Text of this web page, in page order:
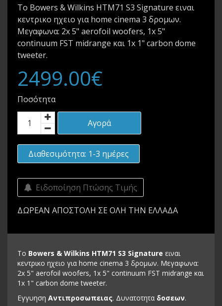
Το Bowers & Wilkins HTM71 S3 Signature ειναι
κεντρικο ηχειο για home cinema 3 δρομων.
Μεγαφωνα: 2x 5" aerofoil woofers, 1x 5"
continuum FST midrange και 1x 1" carbon dome
tweeter.
2499.00€
Ποσότητα
Αγορά
Διαθεσιμότητα: 1-3 ημέρες
Ειδοποίηση Πτώσης Τιμής
ΔΩΡΕΑΝ ΑΠΟΣΤΟΛΗ ΣΕ ΟΛΗ ΤΗΝ ΕΛΛΑΔΑ
Το Bowers & Wilkins HTM71 S3 Signature ειναι
κεντρικο ηχειο για home cinema 3 δρομων. Μεγαφωνα:
2x 5" aerofoil woofers, 1x 5" continuum FST midrange και
1x 1" carbon dome tweeter.
Εγγυηση Αντιπροσωπειας. Δυνατοτητα δοσεων.